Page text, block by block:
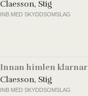
Claesson, Stig
INB MED SKYDDSOMSLAG
Innan himlen klarnar
Claesson, Stig
INB MED SKYDDSOMSLAG